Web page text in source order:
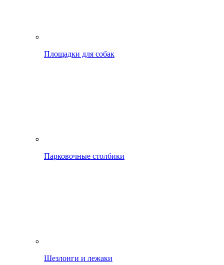
Площадки для собак
Парковочные столбики
Шезлонги и лежаки